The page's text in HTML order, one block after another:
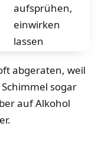
aufsprühen,
einwirken
lassen
abgeraten, weil
sogar
auf Alkohol